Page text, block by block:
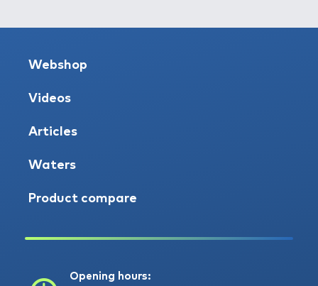
Webshop
Videos
Articles
Waters
Product compare
Opening hours: